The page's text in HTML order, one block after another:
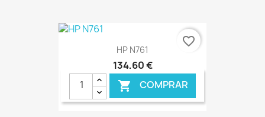
€ ONLINE
HP N761
134,60 €
 COMPRAR
favorite_border